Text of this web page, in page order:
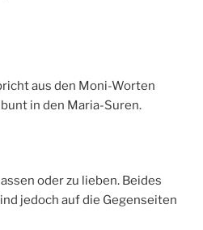
aus den Moni-Worten
in den Maria-Suren.
oder zu lieben. Beides
jedoch auf die Gegenseiten